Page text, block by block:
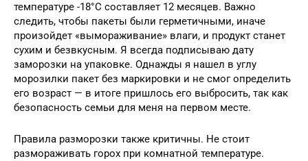
температуре -18°C составляет 12 месяцев. Важно
следить, чтобы пакеты были герметичными, иначе
произойдет «вымораживание» влаги, и продукт станет
сухим и безвкусным. Я всегда подписываю дату
заморозки на упаковке. Однажды я нашел в углу
морозилки пакет без маркировки и не смог определить
его возраст — в итоге пришлось его выбросить, так как
безопасность семьи для меня на первом месте.
Правила разморозки также критичны. Не стоит
размораживать горох при комнатной температуре.